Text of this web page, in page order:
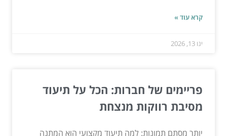
קרא עוד »
ינו 13, 2026
פריימים של חברות: הכל על תיעוד
מסיבת רווקות מנצחת
יותר מסתם תמונות: למה תיעוד מקצועי הוא המתנה